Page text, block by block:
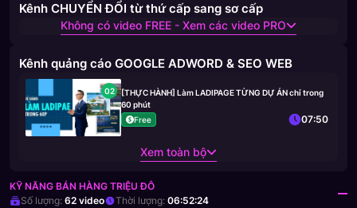
Kênh CHUYỂN ĐỔI từ thứ cấp sang sơ cấp
Không có video FREE - Xem các video PRO
Kênh quảng cáo GOOGLE ADWORD & SEO WEB
02
[THỰC HÀNH] Làm LADIPAGE TỪNG DỰ ÁN chỉ trong
60 phút
Free
07:50
Xem toàn bộ
KỸ NĂNG BÁN HÀNG TRIỆU ĐÔ
Số lượng: 62 video Thời lượng: 06:52:24